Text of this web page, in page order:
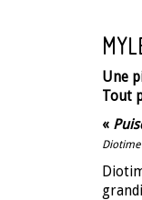
Une
Tout
«
Diotime